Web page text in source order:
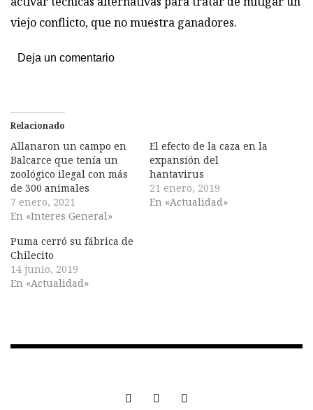
viejo conflicto, que no muestra ganadores.
Deja un comentario
Relacionado
Allanaron un campo en
Balcarce que tenía un
zoológico ilegal con más
de 300 animales
7 enero, 2021
En «Interes General»
El efecto de la caza en la
expansión del
hantavirus
21 enero, 2019
En «Actualidad»
Puma cerró su fábrica de
Chilecito
14 junio, 2019
En «Actualidad»